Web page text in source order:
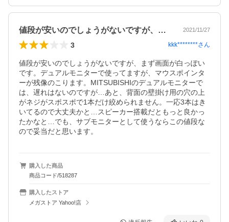
値段が安いのでしょうがないですが、まず… 2021/11/27
3 kkk********さん
値段が安いのでしょうがないですが、まず画面が白っぽい
です。デュアルモニターで使ってますが、マウスポインタ
ーが残像のこります。MITSUBISHIのデュアルモニターで
は、遅れはないのですが…あと、背面の壁掛け用の穴の上
がネジがスポスポで1本だけ絞められません。一応3本はき
いてるので大丈夫かと…スピーカー搭載だともっと良かっ
たかなと…でも、サブモニターとして使うならこの値段な
ので妥当だと思います。
購入した商品
商品コード/518287
購入したストア
メガストア Yahoo!店